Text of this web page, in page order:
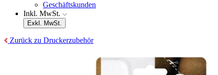
Geschäftskunden
Inkl. MwSt.
Exkl. MwSt.
Zurück zu Druckerzubehör